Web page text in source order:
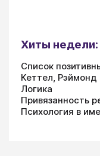
Хиты недели:
Список
Кеттел,
Логика
Привязанность
Психология в